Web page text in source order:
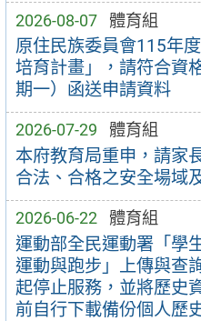
2026-08-07 體育組
原住民族委員會115年
培育計畫」，請符合資
期一）函送申請資料
2026-07-29 體育組
本府教育局重申，請家
合法、合格之安全場域
2026-06-22 體育組
運動部全民運動署「學
運動與跑步」上傳與查
起停止服務，並將歷史
前自行下載備份個人歷